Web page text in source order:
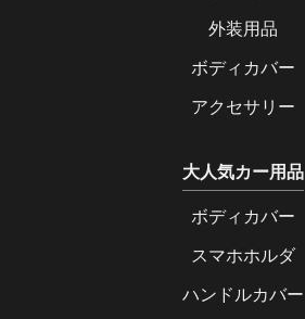
外装用品
ボディカバー
アクセサリー
大人気カー用品
ボディカバー
スマホホルダ
ハンドルカバー